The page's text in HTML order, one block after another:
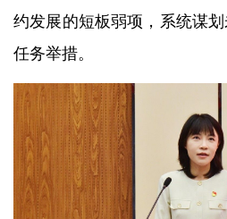
约发展的短板弱项，系统谋
任务举措。